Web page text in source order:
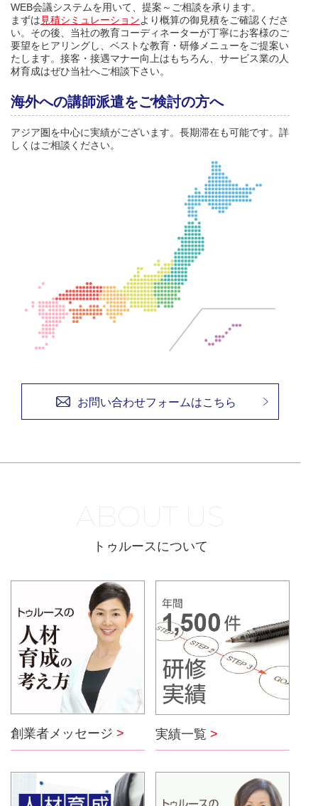
WEB会議システムを用いて、提案～ご相談を承ります。
まずは 見積シミュレーションより概算の御見積をご確認くださ
い。その後、当社の教育コーディネーターが丁寧にお客様のご
要望をヒアリングし、ベストな教育・研修メニューをご提案い
たします。接客・接遇マナー向上はもちろん、サービス業の人
材育成はぜひ当社へご相談下さい。
海外への講師派遣をご検討の方へ
アジア圏を中心に実績がございます。長期滞在も可能です。詳
しくはご相談ください。
お問い合わせフォームはこちら
ABOUT US
トゥルースについて
創業者メッセージ > 実績一覧>